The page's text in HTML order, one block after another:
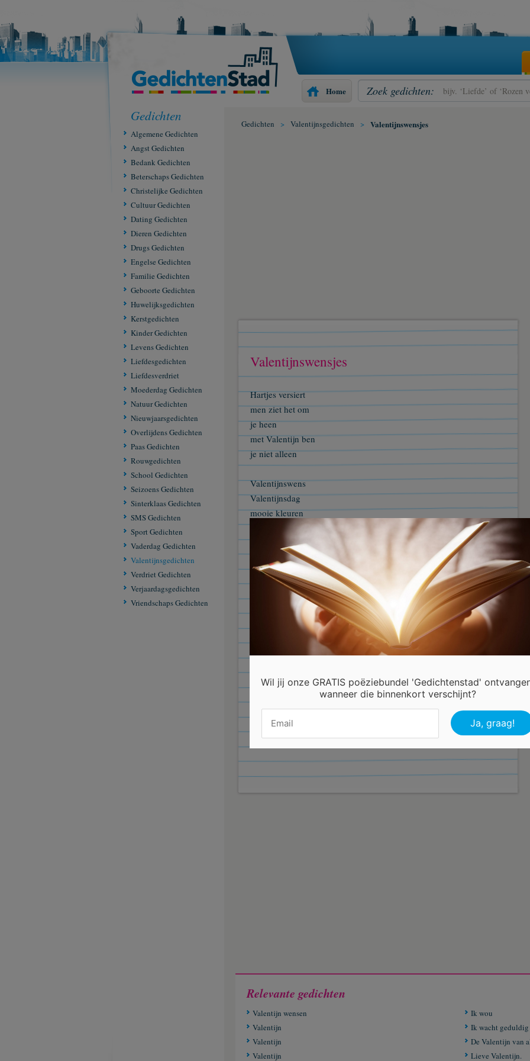
Home Zoek gedichten:
Gedichten
Algemene Gedichten
Angst Gedichten
Bedank Gedichten
Beterschaps Gedichten
Christelijke Gedichten
Cultuur Gedichten
Dating Gedichten
Dieren Gedichten
Drugs Gedichten
Engelse Gedichten
Familie Gedichten
Geboorte Gedichten
Huwelijksgedichten
Kerstgedichten
Kinder Gedichten
Levens Gedichten
Liefdesgedichten
Liefdesverdriet
Moederdag Gedichten
Natuur Gedichten
Nieuwjaarsgedichten
Overlijdens Gedichten
Paas Gedichten
Rouwgedichten
School Gedichten
Seizoens Gedichten
Sinterklaas Gedichten
SMS Gedichten
Sport Gedichten
Vaderdag Gedichten
Valentijnsgedichten
Verdriet Gedichten
Verjaardagsgedichten
Vriendschaps Gedichten
Gedichten > Valentijnsgedichten > Valentijnswensjes
Valentijnswensjes
Hartjes versiert
men ziet het om
je heen
met Valentijn ben
je niet alleen
Valentijnswens
Valentijnsdag
mooie kleuren
heerlijke bloemengeuren
een winkel van glinster
het is Valentijn
klink op deze dag
met een glaasje wijn
liefdeshartjes
in de kleur
Van Hees Annie BelgiÃ©
Gedichtenstadnl
Relevante gedichten
Valentijn wensen
Valentijn
Valentijn
Valentijn
Ik wou
Ik wacht geduldig
De Valentijn van
Lieve Valentijn.
Wil jij onze GRATIS poëziebundel 'Gedichtenstad'
wanneer die binnenkort verschijnt?